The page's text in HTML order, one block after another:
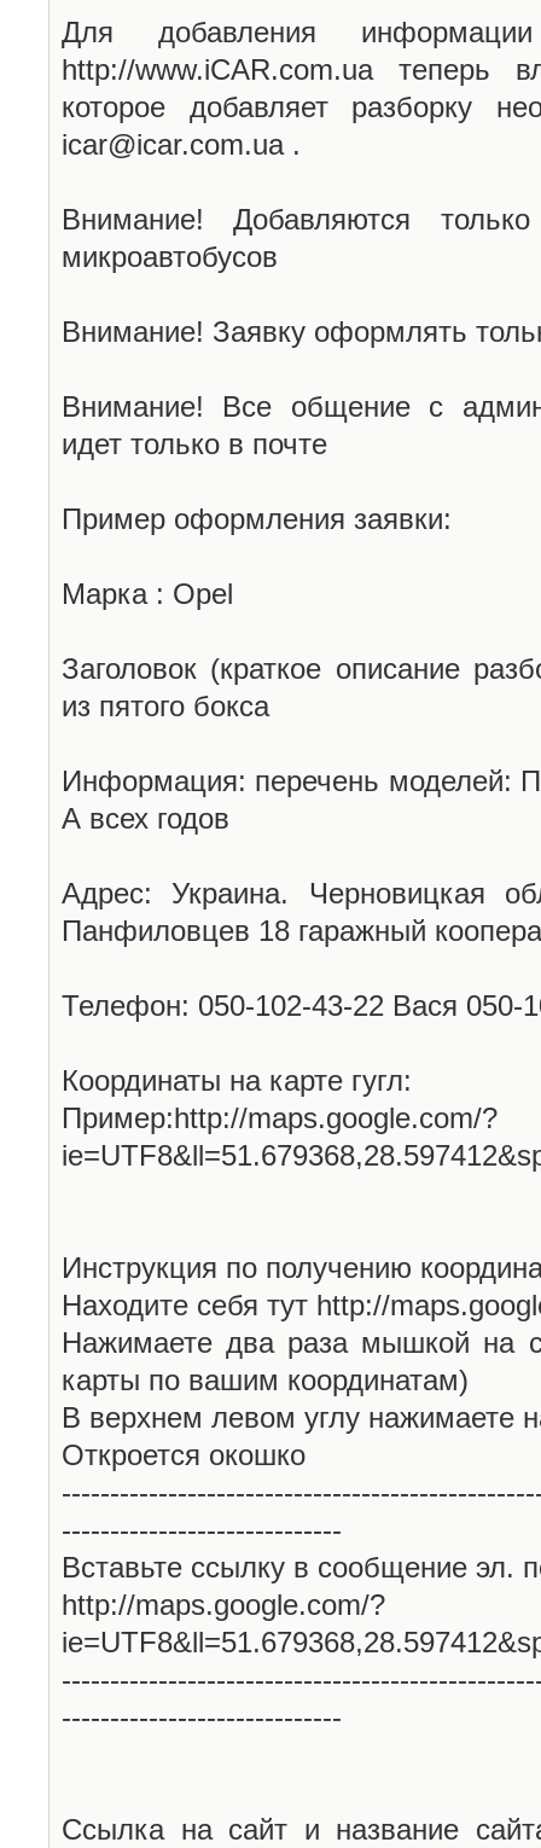
Для добавления
http://www.iCAR.com.ua теперь
которое добавляет разборку
icar@icar.com.ua .
Внимание! Добавляются
микроавтобусов
Внимание! Заявку оформлять
Внимание! Все общение с
идет только в почте
Пример оформления заявки:
Марка : Opel
Заголовок (краткое описание
из пятого бокса
Информация: перечень моделей:
А всех годов
Адрес: Украина. Черновицкая
Панфиловцев 18 гаражный
Телефон: 050-102-43-22 Вася 050-
Координаты на карте гугл:
Пример:http://maps.google.com/?
Инструкция по получению
Находите себя тут http://
Нажимаете два раза мышкой на
карты по вашим координатам)
В верхнем левом углу нажимаете
Откроется окошко
-----------------------------
Вставьте ссылку в сообщение эл.
http://maps.google.com/?
-----------------------------
Ссылка на сайт и название